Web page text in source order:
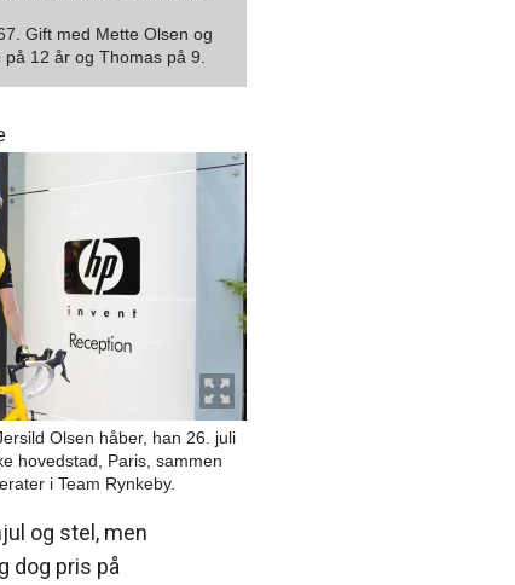
Gift med Mette Olsen og
12 år og Thomas på 9.
Olsen håber, han 26. juli
hovedstad, Paris, sammen
i Team Rynkeby.
og stel, men
dog pris på